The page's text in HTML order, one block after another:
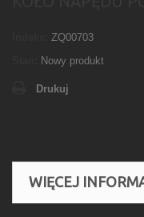
ZQ00703
Nowy produkt
Drukuj
WIĘCEJ